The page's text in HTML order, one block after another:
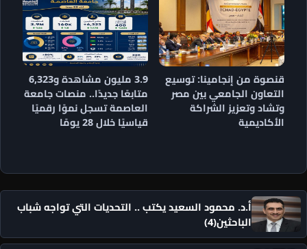
قنصوة من إنجامينا: توسيع
التعاون الجامعي بين مصر
وتشاد وتعزيز الشراكة
الأكاديمية
3.9 مليون مشاهدة و6,323
متابعًا جديدًا.. منصات جامعة
العاصمة تسجل نموًا رقميًا
قياسيًا خلال 28 يومًا
أ.د. محمود السعيد يكتب .. التحديات التي تواجه شباب
الباحثين(4)